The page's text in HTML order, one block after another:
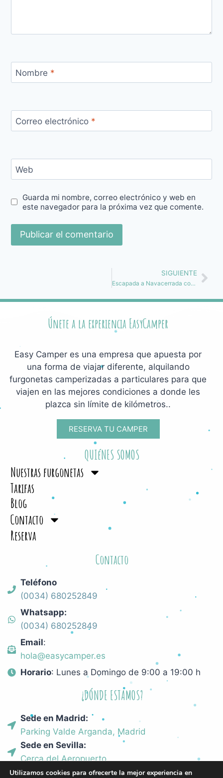
Nombre *
Correo electrónico *
Web
Guarda mi nombre, correo electrónico y web en
este navegador para la próxima vez que comente.
SIGUIENTE
Escapada a Navacerrada con nuestra furgoneta Camper Piha. Combina naturaleza y teletrabajo
Únete a la experiencia EasyCamper
Easy Camper es una empresa que apuesta por
una forma de viajar diferente, alquilando
furgonetas camperizadas a particulares para que
viajen en las mejores condiciones a donde les
plazca sin límite de kilómetros..
RESERVA TU CAMPER
QUIéNES SOMOS
Nuestras furgonetas
Tarifas
Blog
Contacto
Reserva
Contacto
Teléfono
(0034) 680252849
Whatsapp:
(0034) 680252849​
Email:
hola@easycamper.es
Horario: Lunes a Domingo de 9:00 a 19:00 h
¿DÓNDE ESTAMOS?
Sede en Madrid:
Parking Valde Arganda, Madrid
Sede en Sevilla:
Cerca del Aeropuerto
Utilizamos cookies para ofrecerte la mejor experiencia en